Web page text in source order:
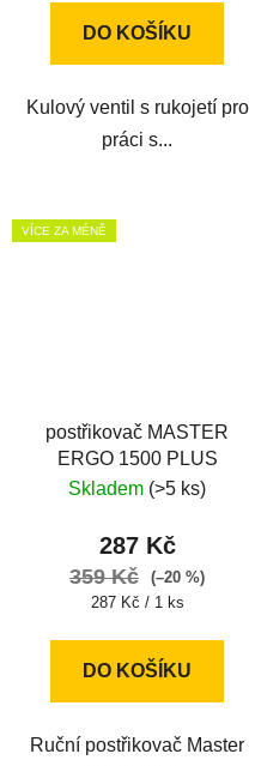
DO KOŠÍKU
Kulový ventil s rukojetí pro
práci s...
VÍCE ZA MÉNĚ
postřikovač MASTER
ERGO 1500 PLUS
Skladem (>5 ks)
287 Kč
359 Kč
(–20 %)
Měrná
287 Kč / 1 ks
DO KOŠÍKU
Ruční postřikovač Master